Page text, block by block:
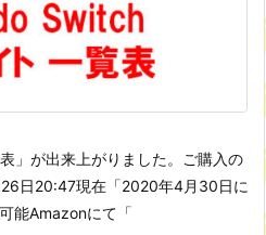
が出来上がりました。ご購入の
日20:47現在 「2020年4月30日に
能Amazonにて「